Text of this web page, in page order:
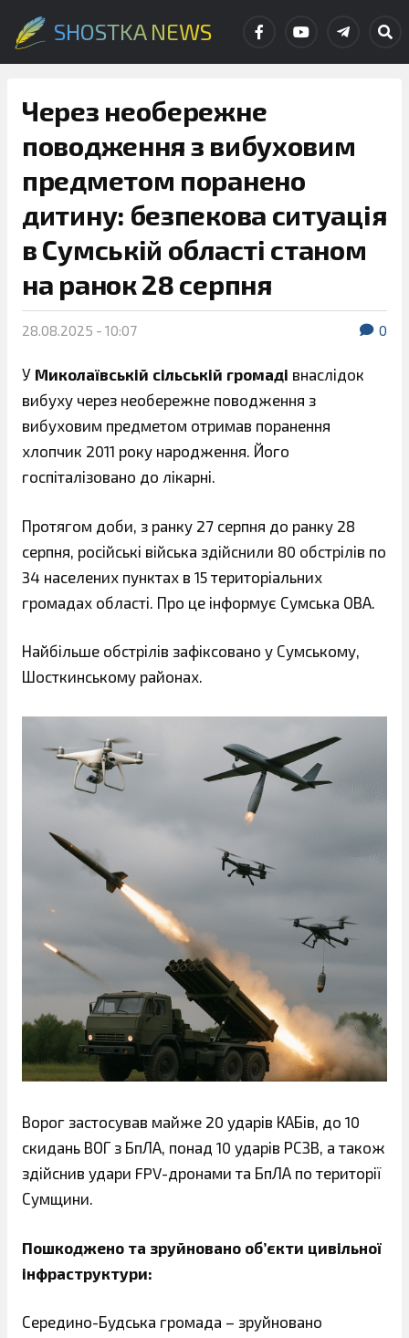
SHOSTKA NEWS
Через необережне
поводження з вибуховим
предметом поранено
дитину: безпекова ситуація
в Сумській області станом
на ранок 28 серпня
28.08.2025 - 10:07 0
У Миколаївській сільській громаді внаслідок
вибуху через необережне поводження з
вибуховим предметом отримав поранення
хлопчик 2011 року народження. Його
госпіталізовано до лікарні.
Протягом доби, з ранку 27 серпня до ранку 28
серпня, російські війська здійснили 80 обстрілів по
34 населених пунктах в 15 територіальних
громадах області. Про це інформує Сумська ОВА.
Найбільше обстрілів зафіксовано у Сумському,
Шосткинському районах.
Ворог застосував майже 20 ударів КАБів, до 10
скидань ВОГ з БпЛА, понад 10 ударів РСЗВ, а також
здійснив удари FPV-дронами та БпЛА по території
Сумщини.
Пошкоджено та зруйновано об’єкти цивільної
інфраструктури:
Середино-Будська громада – зруйновано